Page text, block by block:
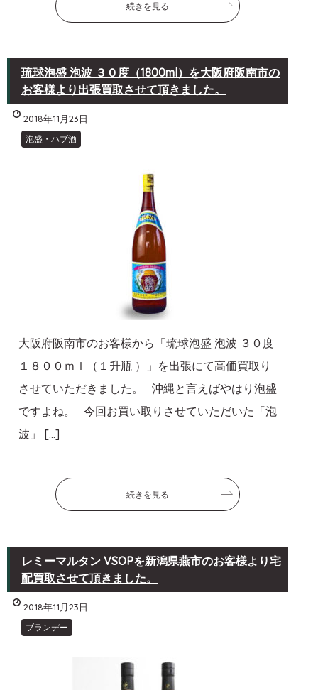
続きを見る
琉球泡盛 泡波 ３０度（1800ml）を大阪府阪南市の
お客様より出張買取させて頂きました。
2018年11月23日
泡盛・ハブ酒
大阪府阪南市のお客様から「琉球泡盛 泡波 ３０度
１８００ｍｌ（１升瓶 ）」を出張にて高価買取り
させていただきました。 沖縄と言えばやはり泡盛
ですよね。 今回お買い取りさせていただいた「泡
波」 […]
続きを見る
レミーマルタン VSOPを新潟県燕市のお客様より宅
配買取させて頂きました。
2018年11月23日
ブランデー